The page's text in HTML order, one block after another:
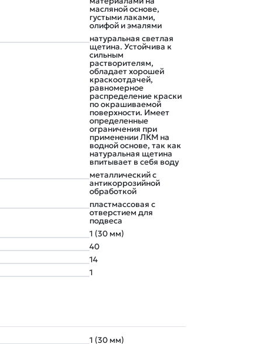
масляной основе,
густыми лаками,
олифой и эмалями
натуральная светлая
щетина. Устойчива к
сильным
растворителям,
обладает хорошей
краскоотдачей,
равномерное
распределение краски
по окрашиваемой
поверхности. Имеет
определенные
ограничения при
применении ЛКМ на
водной основе, так как
натуральная щетина
впитывает в себя воду
металлический с
антикоррозийной
обработкой
пластмассовая с
отверстием для
подвеса
1 (30 мм)
40
14
1
1 (30 мм)